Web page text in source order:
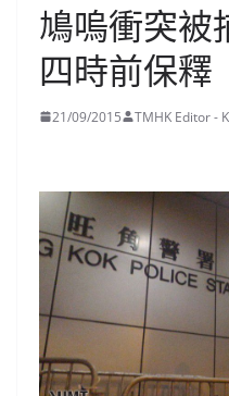
鳩嗚衝突被
四時前保釋
21/09/2015 TMHK Editor -